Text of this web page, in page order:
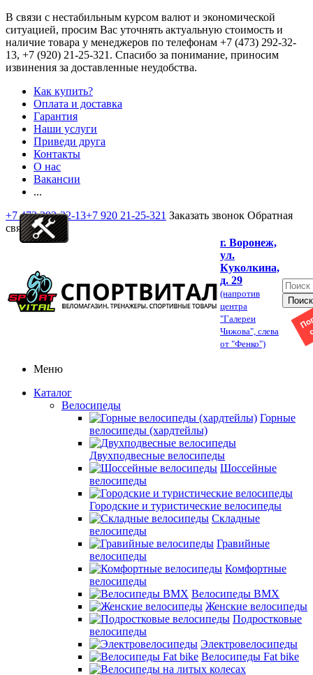
В связи с нестабильным курсом валют и экономической
ситуацией, просим Вас уточнять актуальную стоимость и
наличие товара у менеджеров по телефонам +7 (473) 292-32-
13, +7 (920) 21-25-321 . Спасибо за понимание, приносим
извинения за доставленные неудобства.
Как купить?
Оплата и доставка
Гарантия
Наши услуги
Приведи друга
Контакты
О нас
Вакансии
...
+7 473 292-32-13+7 920 21-25-321 Заказать звонок Обратная
связь
г. Воронеж,
ул.
Куколкина,
д. 29
(напротив
центра
"Галереи
Чижова", слева
от "Фенко")
Меню
Каталог
Велосипеды
Горные
велосипеды (хардтейлы)
Двухподвесные велосипеды
Шоссейные
велосипеды
Городские и туристические велосипеды
Складные
велосипеды
Гравийные
велосипеды
Комфортные
велосипеды
Велосипеды BMX
Женские велосипеды
Подростковые
велосипеды
Электровелосипеды
Велосипеды Fat bike